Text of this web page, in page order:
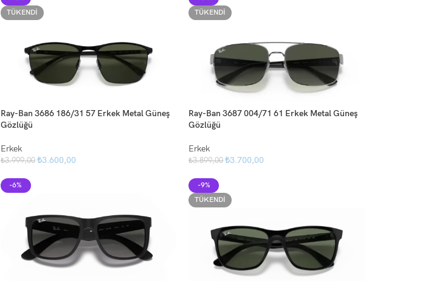
TÜKENDI
Ray-Ban 3686 186/31 57 Erkek Metal Güneş
Gözlüğü
Erkek
₺3.999,00 ₺3.600,00
TÜKENDI
Ray-Ban 3687 004/71 61 Erkek Metal Güneş
Gözlüğü
Erkek
₺3.899,00 ₺3.700,00
-6%
-9%
TÜKENDI